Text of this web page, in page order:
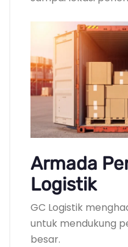
Armada
Logistik
GC Logistik
untuk mendukung
besar.